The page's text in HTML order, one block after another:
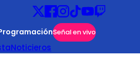
Señal en vivo
Noticieros